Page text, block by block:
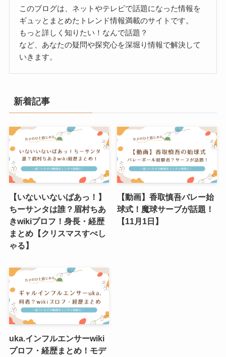
このブログは、ネットやテレビで話題になった情報を
ギュッとまとめたトレンド情報満載のサイトです。
もっと詳しく知りたい！なんで話題？
など、あなたの疑問や探究心を深堀り情報で解決して
いきます。
新着記事
【いないいないばあっ！】
ちーサンタは誰？眉村ちあ
きwikiプロフ！身長・経歴
まとめ【クリスマスすぺし
ゃる】
【動画】香取慎吾バレー始
球式！魔球サーブが話題！
【11月1日】
uka.インフルエンサーwiki
プロフ・経歴まとめ！モデ